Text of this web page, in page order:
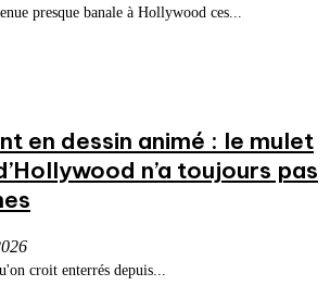
presque banale à Hollywood ces...
en dessin animé : le mulet
n’a toujours pas
croit enterrés depuis...